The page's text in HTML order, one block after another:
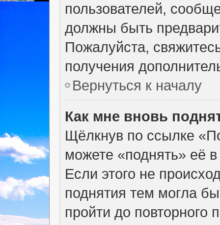
пользователей,
должны быть
Пожалуйста,
получения
Вернуться к началу
Как мне вновь
Щёлкнув по ссылке
можете «поднять» её
Если этого не
поднятия тем могла
пройти до